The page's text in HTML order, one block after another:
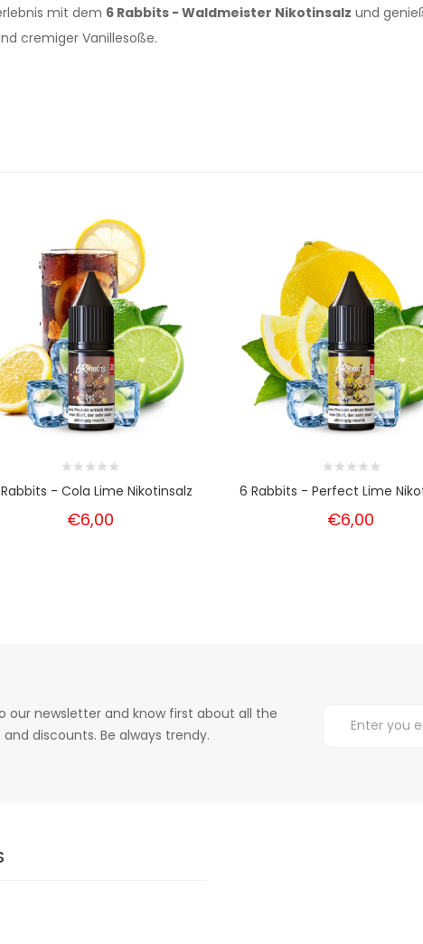
mit dem 6 Rabbits - Waldmeister Nikotinsalz und
cremiger Vanillesoße.
- Cola Lime Nikotinsalz
€6,00
6 Rabbits - Perfect Lime
€6,00
our newsletter and know first about all the
discounts. Be always trendy.